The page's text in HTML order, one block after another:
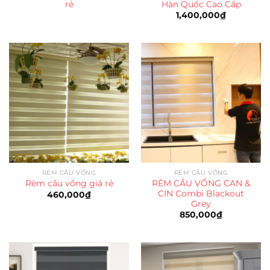
rẻ
Hàn Quốc Cao Cấp
1,400,000₫
RÈM CẦU VỒNG
Rèm cầu vồng giá rẻ
460,000₫
RÈM CẦU VỒNG
RÈM CẦU VỒNG CAN &
CIN Combi Blackout
Grey
850,000₫